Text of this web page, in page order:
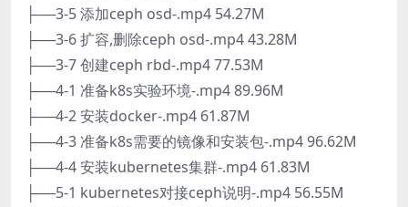
├──3-5 添加ceph osd-.mp4 54.27M
├──3-6 扩容,删除ceph osd-.mp4 43.28M
├──3-7 创建ceph rbd-.mp4 77.53M
├──4-1 准备k8s实验环境-.mp4 89.96M
├──4-2 安装docker-.mp4 61.87M
├──4-3 准备k8s需要的镜像和安装包-.mp4 96.62M
├──4-4 安装kubernetes集群-.mp4 61.83M
├──5-1 kubernetes对接ceph说明-.mp4 56.55M